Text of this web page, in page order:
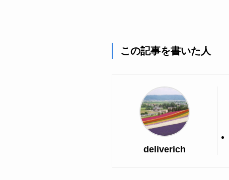
この記事を書いた人
deliverich